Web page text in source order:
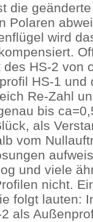
die
Polaren
wird
HS-2 von
HS-1 und
Re-Zahl
bis
als
vom
und viele
nicht.
folgt lauten:
als